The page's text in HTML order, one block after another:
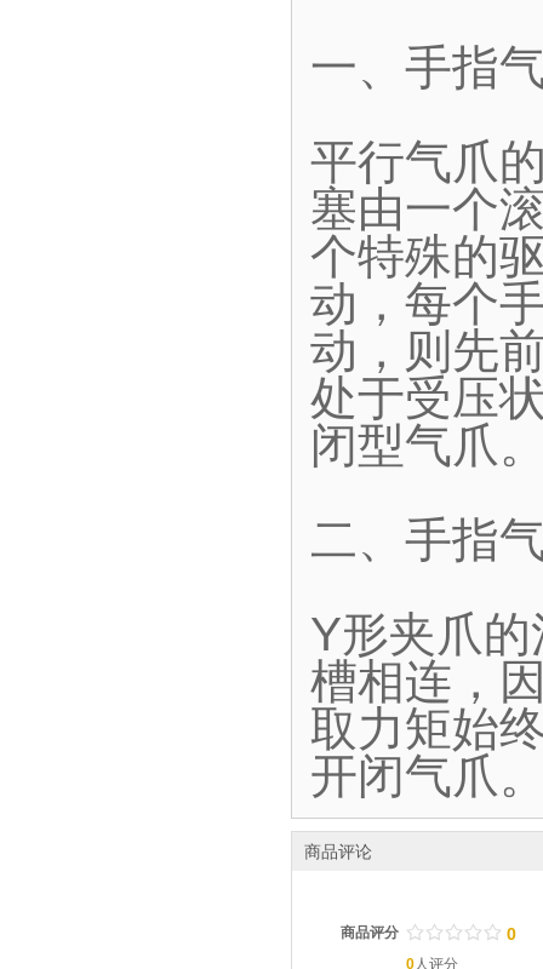
一、手指
平行气爪
塞由一个
个特殊的
动，每个
动，则先
处于受压
闭型气爪
二、手指
Y形夹爪
槽相连，
取力矩始
开闭气爪
商品评论
商品评分 / / / / /
. . . . . 0
0人评分